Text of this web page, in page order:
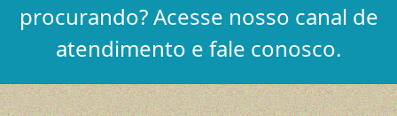
procurando? Acesse nosso canal de
atendimento e fale conosco.